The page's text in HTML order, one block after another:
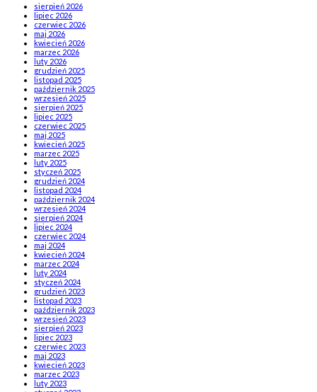
sierpień 2026
lipiec 2026
czerwiec 2026
maj 2026
kwiecień 2026
marzec 2026
luty 2026
grudzień 2025
listopad 2025
październik 2025
wrzesień 2025
sierpień 2025
lipiec 2025
czerwiec 2025
maj 2025
kwiecień 2025
marzec 2025
luty 2025
styczeń 2025
grudzień 2024
listopad 2024
październik 2024
wrzesień 2024
sierpień 2024
lipiec 2024
czerwiec 2024
maj 2024
kwiecień 2024
marzec 2024
luty 2024
styczeń 2024
grudzień 2023
listopad 2023
październik 2023
wrzesień 2023
sierpień 2023
lipiec 2023
czerwiec 2023
maj 2023
kwiecień 2023
marzec 2023
luty 2023